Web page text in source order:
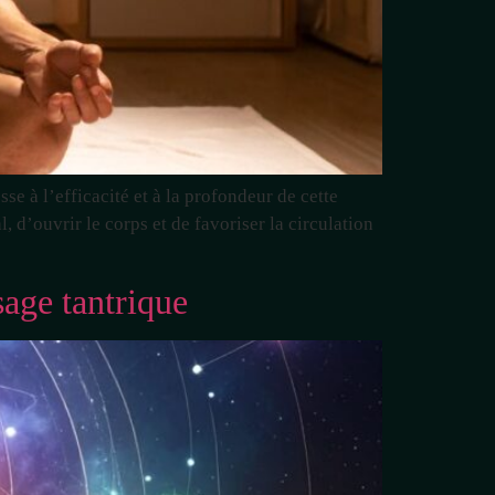
à l’efficacité et à la profondeur de cette
d’ouvrir le corps et de favoriser la circulation
tantrique